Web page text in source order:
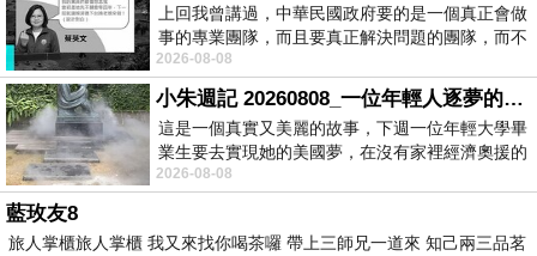
上回我曾講過，中華民國政府要的是一個真正會做
事的專業團隊，而且要真正解決問題的團隊，而不
是只會到處甩鍋的雙標團隊，最近民進黨
2026-08-08
小朱週記 20260808_一位年輕人逐夢的真實故事
這是一個真實又美麗的故事，下週一位年輕大學畢
業生要去實現她的美國夢，在沒有家裡經濟奧援的
情況下，靠著自我努力工作累積出國基
2026-08-08
藍玫友8
旅人掌櫃旅人掌櫃 我又來找你喝茶囉 帶上三師兄一道來 知己兩三品茗